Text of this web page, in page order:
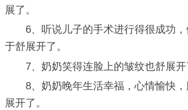
展了。
6、听说儿子的手术进行得很成功，
于舒展开了。
7、奶奶笑得连脸上的皱纹也舒展开
8、奶奶晚年生活幸福，心情愉快，
展开了。